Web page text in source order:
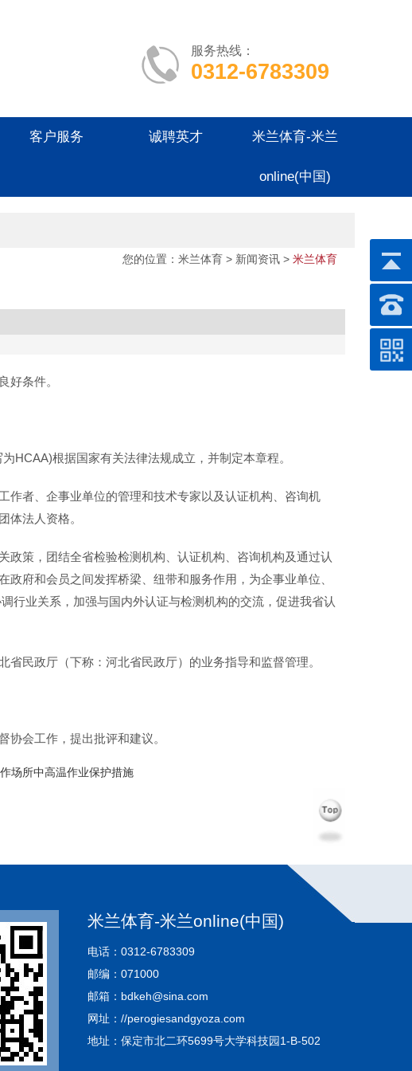
服务热线：
0312-6783309
客户服务 诚聘英才 米兰体育-米兰
online(中国)
您的位置： 米兰体育 > 新闻资讯 > 米兰体育
好条件。
HCAA)根据国家有关法律法规成立，并制定本章程。
作者、企事业单位的管理和技术专家以及认证机构、咨询机
体法人资格。
策，团结全省检验检测机构、认证机构、咨询机构及通过认
府和会员之间发挥桥梁、纽带和服务作用，为企事业单位、
行业关系，加强与国内外认证与检测机构的交流，促进我省认
民政厅（下称：河北省民政厅）的业务指导和监督管理。
会工作，提出批评和建议。
场所中高温作业保护措施
米兰体育-米兰online(中国)
电话：0312-6783309
邮编：071000
邮箱：bdkeh@sina.com
网址：//perogiesandgyoza.com
地址：保定市北二环5699号大学科技园1-B-502